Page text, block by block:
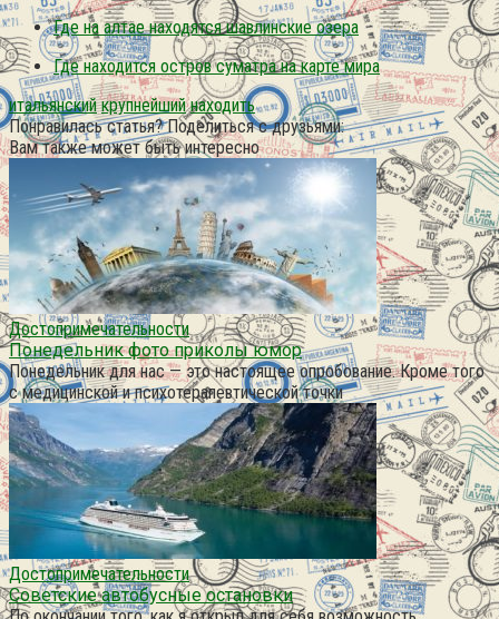
Где на алтае находятся шавлинские озера
Где находится остров суматра на карте мира
итальянский крупнейший находить
Понравилась статья? Поделиться с друзьями:
Вам также может быть интересно
Достопримечательности
Понедельник фото приколы юмор
Понедельник для нас — это настоящее опробование. Кроме того
с медицинской и психотерапевтической точки
Достопримечательности
Советские автобусные остановки